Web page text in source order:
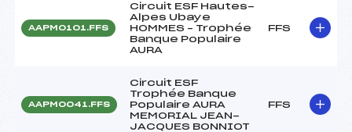
AAPM0101.FFS
Circuit ESF Hautes-
Alpes Ubaye
HOMMES – Trophée
Banque Populaire
AURA
FFS
AAPM0041.FFS
Circuit ESF
Trophée Banque
Populaire AURA
MEMORIAL JEAN-
JACQUES BONNIOT
FFS